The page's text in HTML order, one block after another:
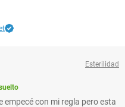
Esterilidad
empecé con mi regla pero esta